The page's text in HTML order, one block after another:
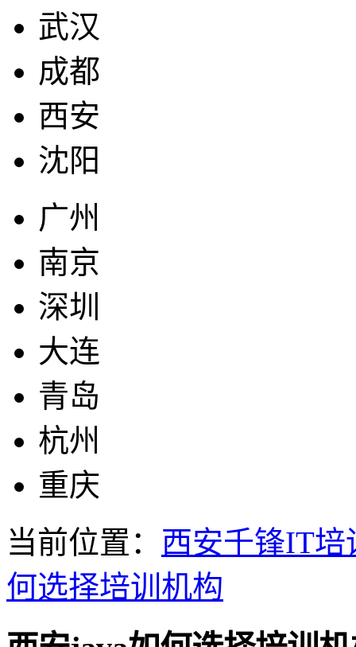
武汉
成都
西安
沈阳
广州
南京
深圳
大连
青岛
杭州
重庆
当前位置： 西安千锋IT培
何选择培训机构